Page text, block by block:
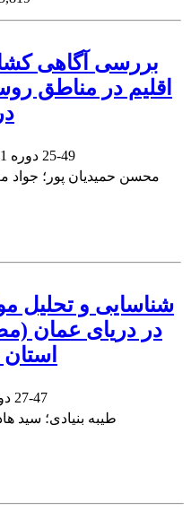
بررسی آگاهی
اقلیم در مناطق
25-49
محسن حمیدیان پور؛
شناسایی و تحلیل
در دریای عمان
27-47
طیبه بنیادی؛ سید